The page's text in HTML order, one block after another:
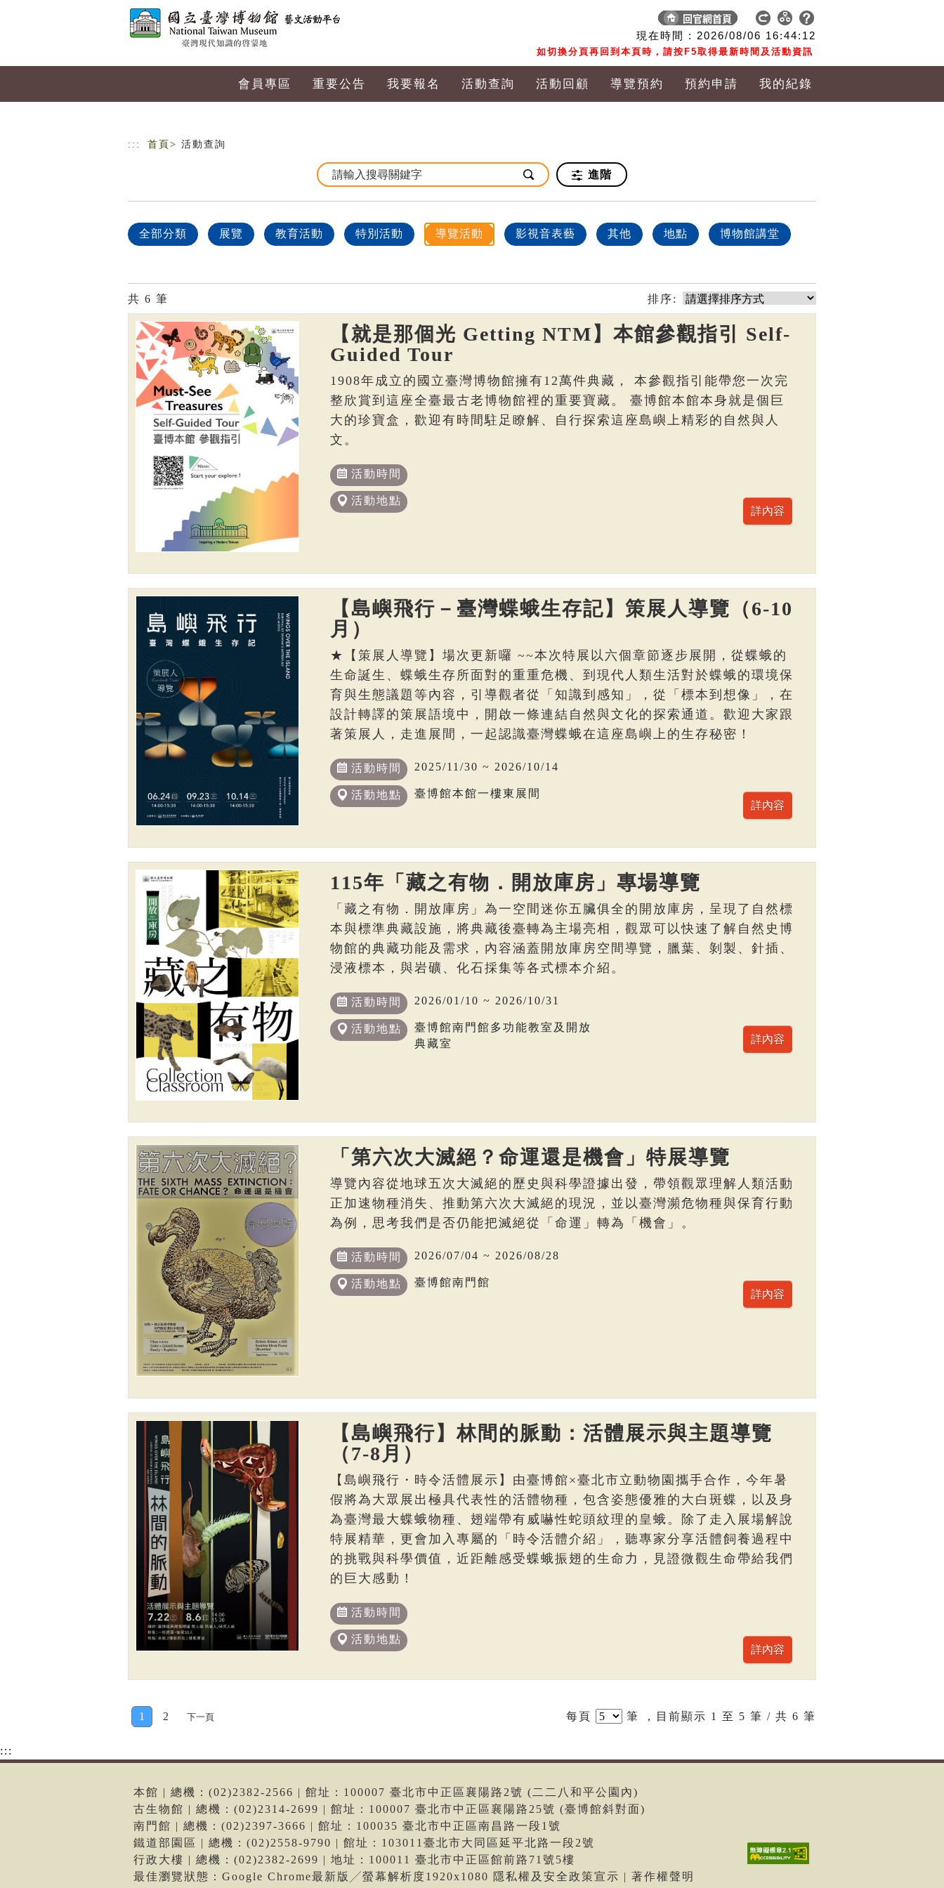
現在時間 : 2026/08/06 16:44:13
如切換分頁再回到本頁時，請按F5取得最新時間及活動資訊
會員專區 重要公告 我要報名 活動查詢 活動回顧 導覽預約 預約申請 我的紀錄
::: 首頁 > 活動查詢
進階
全部分類 展覽 教育活動 特別活動 導覽活動 影視音表藝 其他 地點 博物館講堂
共 6 筆 排序:
【就是那個光 Getting NTM】本館參觀指引 Self-
Guided Tour
1908年成立的國立臺灣博物館擁有12萬件典藏， 本參觀指引能帶您一次完
整欣賞到這座全臺最古老博物館裡的重要寶藏。 臺博館本館本身就是個巨
大的珍寶盒，歡迎有時間駐足瞭解、自行探索這座島嶼上精彩的自然與人
文。
活動時間
活動地點
【島嶼飛行－臺灣蝶蛾生存記】策展人導覽（6-10
月）
★【策展人導覽】場次更新囉 ~~本次特展以六個章節逐步展開，從蝶蛾的
生命誕生、蝶蛾生存所面對的重重危機、到現代人類生活對於蝶蛾的環境保
育與生態議題等內容，引導觀者從「知識到感知」，從「標本到想像」，在
設計轉譯的策展語境中，開啟一條連結自然與文化的探索通道。歡迎大家跟
著策展人，走進展間，一起認識臺灣蝶蛾在這座島嶼上的生存秘密！
活動時間 2025/11/30 ~ 2026/10/14
活動地點 臺博館本館一樓東展間
115年「藏之有物．開放庫房」專場導覽
「藏之有物．開放庫房」為一空間迷你五臟俱全的開放庫房，呈現了自然標
本與標準典藏設施，將典藏後臺轉為主場亮相，觀眾可以快速了解自然史博
物館的典藏功能及需求，內容涵蓋開放庫房空間導覽，臘葉、剝製、針插、
浸液標本，與岩礦、化石採集等各式標本介紹。
活動時間 2026/01/10 ~ 2026/10/31
活動地點
臺博館南門館多功能教室及開放
典藏室
「第六次大滅絕？命運還是機會」特展導覽
導覽內容從地球五次大滅絕的歷史與科學證據出發，帶領觀眾理解人類活動
正加速物種消失、推動第六次大滅絕的現況，並以臺灣瀕危物種與保育行動
為例，思考我們是否仍能把滅絕從「命運」轉為「機會」。
活動時間 2026/07/04 ~ 2026/08/28
活動地點 臺博館南門館
【島嶼飛行】林間的脈動：活體展示與主題導覽
（7-8月）
【島嶼飛行・時令活體展示】由臺博館×臺北市立動物園攜手合作，今年暑
假將為大眾展出極具代表性的活體物種，包含姿態優雅的大白斑蝶，以及身
為臺灣最大蝶蛾物種、翅端帶有威嚇性蛇頭紋理的皇蛾。除了走入展場解說
特展精華，更會加入專屬的「時令活體介紹」，聽專家分享活體飼養過程中
的挑戰與科學價值，近距離感受蝶蛾振翅的生命力，見證微觀生命帶給我們
的巨大感動！
活動時間
活動地點
1 2 下一頁 每頁 筆 ，目前顯示 1 至 5 筆 / 共 6 筆
:::
本館 | 總機：(02)2382-2566 | 館址：100007 臺北市中正區襄陽路2號 (二二八和平公園內)
古生物館 | 總機：(02)2314-2699 | 館址：100007 臺北市中正區襄陽路25號 (臺博館斜對面)
南門館 | 總機：(02)2397-3666 | 館址：100035 臺北市中正區南昌路一段1號
鐵道部園區 | 總機：(02)2558-9790 | 館址：103011臺北市大同區延平北路一段2號
行政大樓 | 總機：(02)2382-2699 | 地址：100011 臺北市中正區館前路71號5樓
最佳瀏覽狀態：Google Chrome最新版╱螢幕解析度1920x1080 隱私權及安全政策宣示 | 著作權聲明